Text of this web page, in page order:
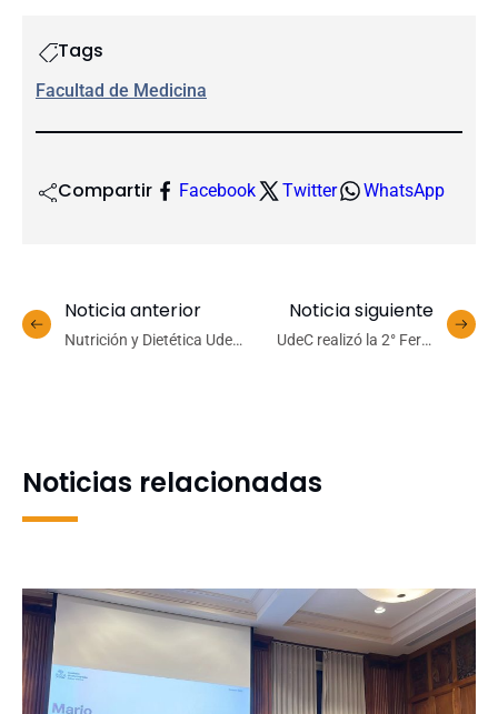
Tags
Facultad de Medicina
Compartir Facebook Twitter WhatsApp
Noticia anterior
Nutrición y Dietética UdeC
Noticia siguiente
UdeC realizó la 2° Feria
Noticias relacionadas